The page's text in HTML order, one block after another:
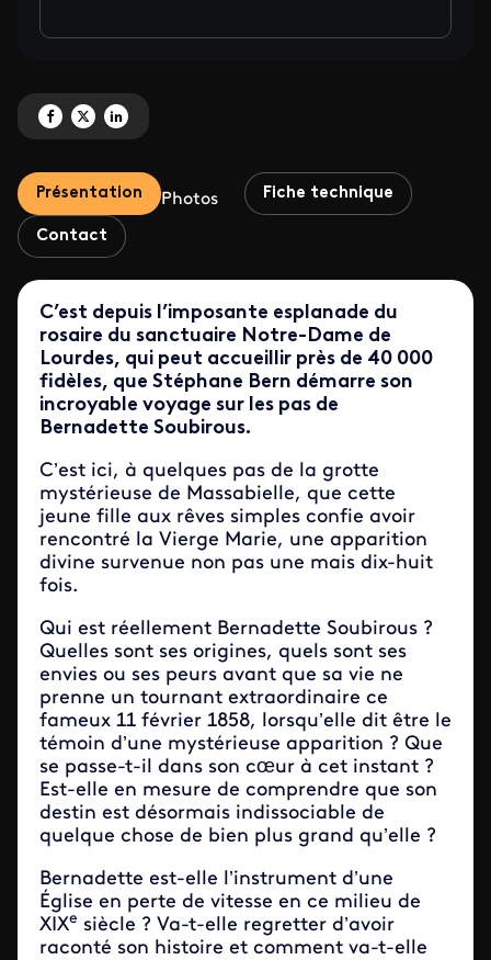
Partagez 'Bernadette et les miracles de Lourdes' sur Facebook
Partagez 'Bernadette et les miracles de Lourdes' sur X
Partagez 'Bernadette et les miracles de Lourdes' sur LinkedIn
Présentation Photos Fiche technique
Contact
C’est depuis l’imposante esplanade du
rosaire du sanctuaire Notre-Dame de
Lourdes, qui peut accueillir près de 40 000
fidèles, que Stéphane Bern démarre son
incroyable voyage sur les pas de
Bernadette Soubirous.
C’est ici, à quelques pas de la grotte
mystérieuse de Massabielle, que cette
jeune fille aux rêves simples confie avoir
rencontré la Vierge Marie, une apparition
divine survenue non pas une mais dix-huit
fois.
Qui est réellement Bernadette Soubirous ?
Quelles sont ses origines, quels sont ses
envies ou ses peurs avant que sa vie ne
prenne un tournant extraordinaire ce
fameux 11 février 1858, lorsqu’elle dit être le
témoin d’une mystérieuse apparition ? Que
se passe-t-il dans son cœur à cet instant ?
Est-elle en mesure de comprendre que son
destin est désormais indissociable de
quelque chose de bien plus grand qu’elle ?
Bernadette est-elle l’instrument d’une
Église en perte de vitesse en ce milieu de
XIXe siècle ? Va-t-elle regretter d’avoir
raconté son histoire et comment va-t-elle